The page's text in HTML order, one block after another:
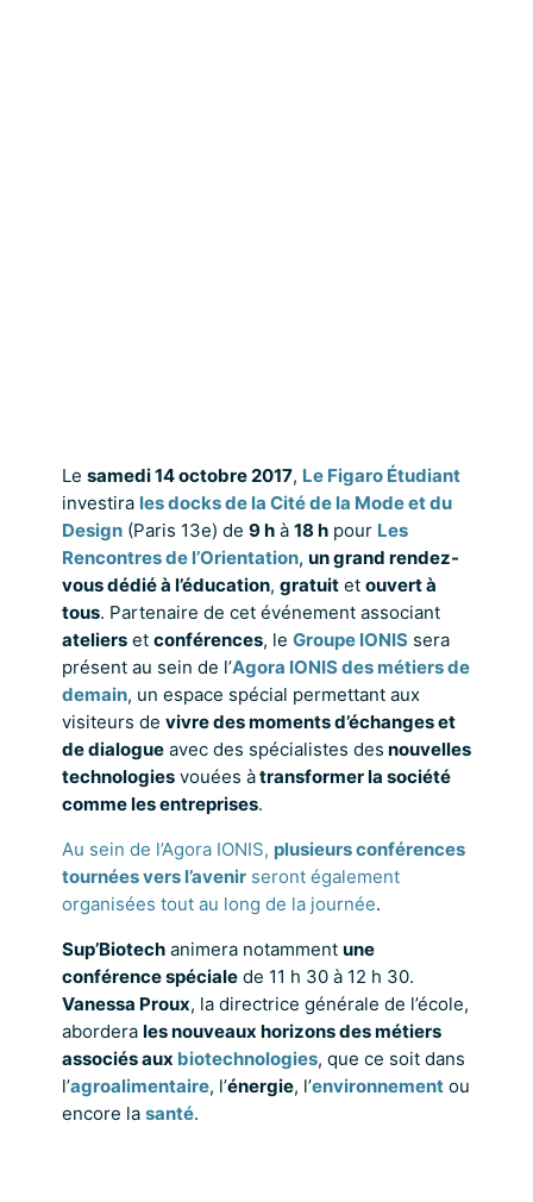
Le samedi 14 octobre 2017, Le Figaro Étudiant
investira les docks de la Cité de la Mode et du
Design (Paris 13e) de 9 h à 18 h pour Les
Rencontres de l’Orientation, un grand rendez-
vous dédié à l’éducation, gratuit et ouvert à
tous. Partenaire de cet événement associant
ateliers et conférences, le Groupe IONIS sera
présent au sein de l’Agora IONIS des métiers de
demain, un espace spécial permettant aux
visiteurs de vivre des moments d’échanges et
de dialogue avec des spécialistes des nouvelles
technologies vouées àtransformer la société
comme les entreprises.
Au sein de l’Agora IONIS, plusieurs conférences
tournées vers l’avenir seront également
organisées tout au long de la journée.
Sup’Biotech animera notamment une
conférence spéciale de 11 h 30 à 12 h 30.
Vanessa Proux, la directrice générale de l’école,
abordera les nouveaux horizons des métiers
associés aux biotechnologies, que ce soit dans
l’agroalimentaire, l’énergie, l’environnement ou
encore la santé.